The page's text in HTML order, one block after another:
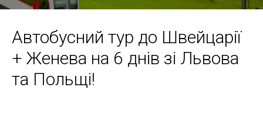
Автобусний тур до Швейцарії
+ Женева на 6 днів зі Львова
та Польщі!